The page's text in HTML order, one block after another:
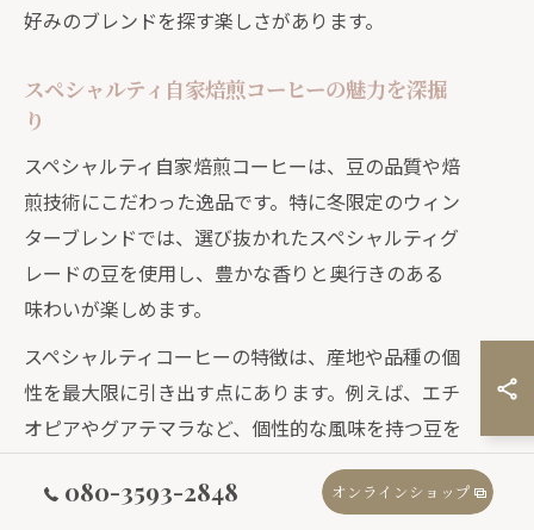
好みのブレンドを探す楽しさがあります。
スペシャルティ自家焙煎コーヒーの魅力を深掘
り
スペシャルティ自家焙煎コーヒーは、豆の品質や焙
煎技術にこだわった逸品です。特に冬限定のウィン
ターブレンドでは、選び抜かれたスペシャルティグ
レードの豆を使用し、豊かな香りと奥行きのある
味わいが楽しめます。
スペシャルティコーヒーの特徴は、産地や品種の個
性を最大限に引き出す点にあります。例えば、エチ
オピアやグアテマラなど、個性的な風味を持つ豆を
組み合わせることで、冬らしい重厚感や滑らかな口
当たりを実現しています。焙煎度合いも季節や豆の
080-3593-2848 オンラインショップ